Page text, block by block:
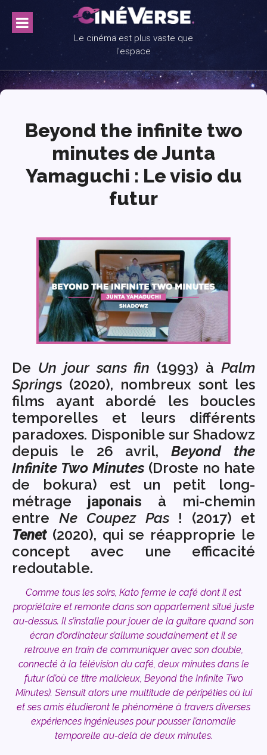
content
Le cinéma est plus vaste que
l'espace
Beyond the infinite two
minutes de Junta
Yamaguchi : Le visio du
futur
De Un jour sans fin (1993) àPalm
Springs (2020), nombreux sont les
films ayant abordé les boucles
temporelles et leurs différents
paradoxes. Disponible sur Shadowz
depuis le 26 avril,Beyond the
Infinite Two Minutes (Droste no hate
de bokura) est un petit long-
métrage japonais à mi-chemin
entre Ne Coupez Pas! (2017) et
Tenet (2020), qui se réapproprie le
concept avec une efficacité
redoutable.
Comme tous les soirs, Kato ferme le café dont il est
propriétaire et remonte dans son appartement situé juste
au-dessus. Il s’installe pour jouer de la guitare quand son
écran d’ordinateur s’allume soudainement et il se
retrouve en train de communiquer avec son double,
connecté à la télévision du café, deux minutes dans le
futur (d’où ce titre malicieux, Beyond the Infinite Two
Minutes). S’ensuit alors une multitude de péripéties où lui
et ses amis étudieront le phénomène à travers diverses
expériences ingénieuses pour pousser l’anomalie
temporelle au-delà de deux minutes.